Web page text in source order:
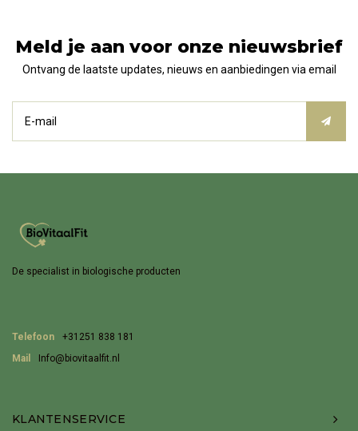
Meld je aan voor onze nieuwsbrief
Ontvang de laatste updates, nieuws en aanbiedingen via email
De specialist in biologische producten
Telefoon
+31251 838 181
Mail
Info@biovitaalfit.nl
KLANTENSERVICE